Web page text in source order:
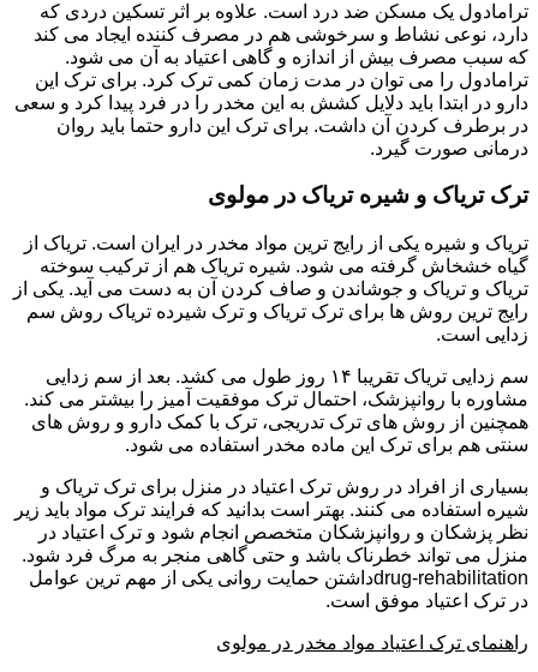
ترامادول یک مسکن ضد درد است. علاوه بر اثر تسکین دردی که
دارد، نوعی نشاط و سرخوشی هم در مصرف کننده ایجاد می کند
که سبب مصرف بیش از اندازه و گاهی اعتیاد به آن می شود.
ترامادول را می توان در مدت زمان کمی ترک کرد. برای ترک این
دارو در ابتدا باید دلایل کشش به این مخدر را در فرد پیدا کرد و سعی
در برطرف کردن آن داشت. برای ترک این دارو حتما باید روان
درمانی صورت گیرد.
ترک تریاک و شیره تریاک در مولوی
تریاک و شیره یکی از رایج ترین مواد مخدر در ایران است. تریاک از
گیاه خشخاش گرفته می شود. شیره تریاک هم از ترکیب سوخته
تریاک و تریاک و جوشاندن و صاف کردن آن به دست می آید. یکی از
رایج ترین روش ها برای ترک تریاک و ترک شیرده تریاک روش سم
زدایی است.
سم زدایی تریاک تقریبا ۱۴ روز طول می کشد. بعد از سم زدایی
مشاوره با روانپزشک، احتمال ترک موفقیت آمیز را بیشتر می کند.
همچنین از روش های ترک تدریجی، ترک با کمک دارو و روش های
سنتی هم برای ترک این ماده مخدر استفاده می شود.
بسیاری از افراد در روش ترک اعتیاد در منزل برای ترک تریاک و
شیره استفاده می کنند. بهتر است بدانید که فرایند ترک مواد باید زیر
نظر پزشکان و روانپزشکان متخصص انجام شود و ترک اعتیاد در
منزل می تواند خطرناک باشد و حتی گاهی منجر به مرگ فرد شود.
drug-rehabilitationداشتن حمایت روانی یکی از مهم ترین عوامل
در ترک اعتیاد موفق است.
راهنمای ترک اعتیاد مواد مخدر در مولوی